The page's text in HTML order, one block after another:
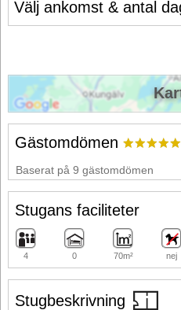
Välj ankomst & antal
Stugbeskrivning
Gästomdömen
Baserat på 9 gästomdömen
Stugans faciliteter
4 0 70m² nej